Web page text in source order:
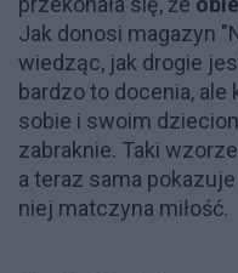
Jak donosi magazyn
wiedząc, jak drogie
bardzo to docenia, ale
sobie i swoim
zabraknie. Taki
a teraz sama
niej matczyna miłość.